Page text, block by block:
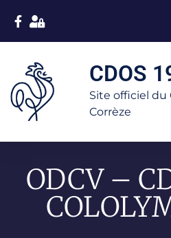
CDOS
Site officiel du
Corrèze
ODCV –